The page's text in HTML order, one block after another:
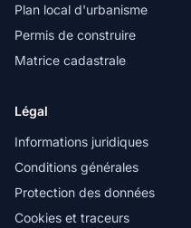
Plan local d'urbanisme
Permis de construire
Matrice cadastrale
Légal
Informations juridiques
Conditions générales
Protection des données
Cookies et traceurs